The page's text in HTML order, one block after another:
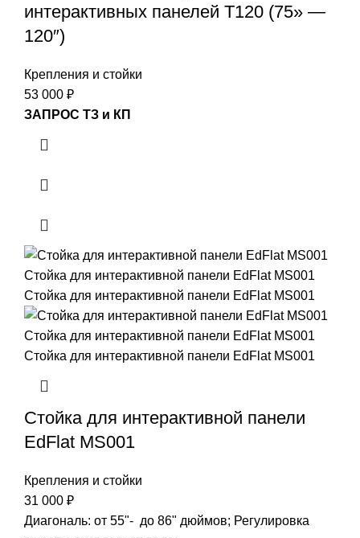
интерактивных панелей T120 (75» —
120″)
Крепления и стойки
53 000 ₽
ЗАПРОС ТЗ и КП
Стойка для интерактивной панели
EdFlat MS001
Крепления и стойки
31 000 ₽
Диагональ: от 55"- до 86" дюймов; Регулировка